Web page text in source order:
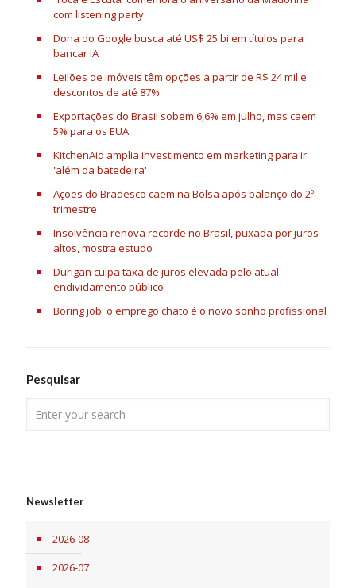
com listening party
Dona do Google busca até US$ 25 bi em títulos para
bancar IA
Leilões de imóveis têm opções a partir de R$ 24 mil e
descontos de até 87%
Exportações do Brasil sobem 6,6% em julho, mas caem
5% para os EUA
KitchenAid amplia investimento em marketing para ir
'além da batedeira'
Ações do Bradesco caem na Bolsa após balanço do 2º
trimestre
Insolvência renova recorde no Brasil, puxada por juros
altos, mostra estudo
Durigan culpa taxa de juros elevada pelo atual
endividamento público
Boring job: o emprego chato é o novo sonho profissional
Pesquisar
Newsletter
2026-08
2026-07